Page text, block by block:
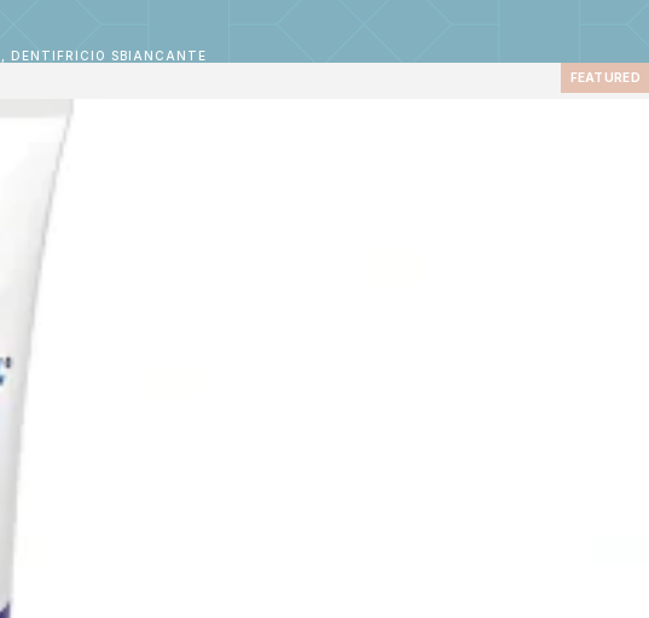
DENTIFRICIO SBIANCANTE
FEATURED